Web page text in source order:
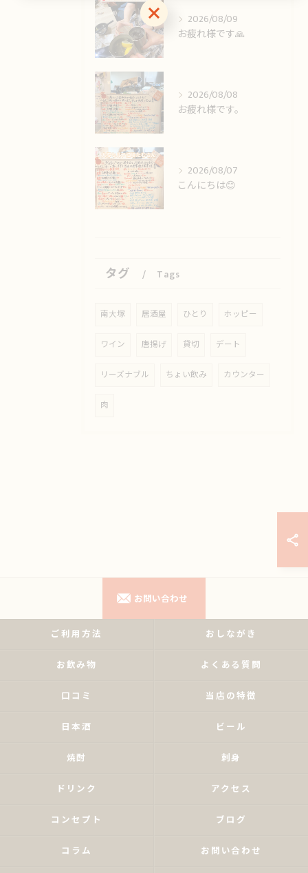
2026/08/09
お疲れ様です🙏
2026/08/08
お疲れ様です。
2026/08/07
こんにちは😊
タグ Tags
南大塚 居酒屋 ひとり ホッピー
ワイン 唐揚げ 貸切 デート
リーズナブル ちょい飲み カウンター
肉
お問い合わせ
ご利用方法 おしながき
お飲み物 よくある質問
口コミ 当店の特徴
日本酒 ビール
焼酎 刺身
ドリンク アクセス
コンセプト ブログ
コラム お問い合わせ
お気軽にお問い合わせください